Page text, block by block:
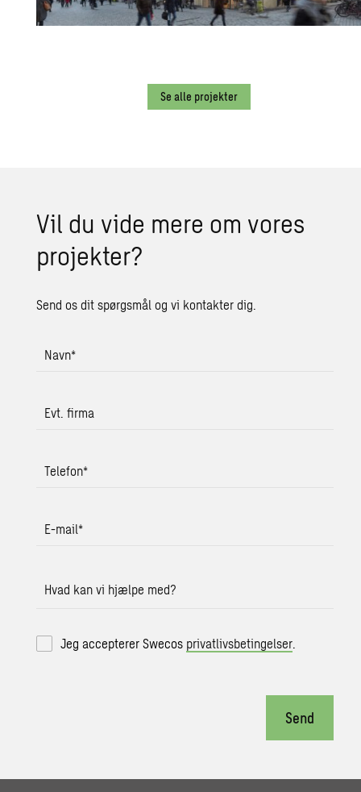
Se alle projekter
Vil du vide mere om vores
pro­jek­ter?
Send os dit spørgsmål og vi kontakter dig.
Navn*
Evt. firma
Telefon*
E-mail*
Hvad kan vi hjælpe med?
Jeg accepterer Swecos privatlivsbetingelser
Send